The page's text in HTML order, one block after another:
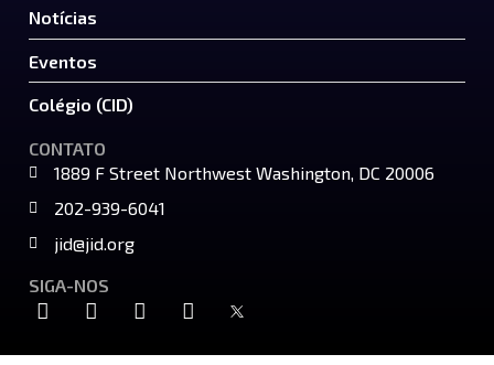
Notícias
Eventos
Colégio (CID)
CONTATO
1889 F Street Northwest Washington, DC 20006
202-939-6041
jid@jid.org
SIGA-NOS